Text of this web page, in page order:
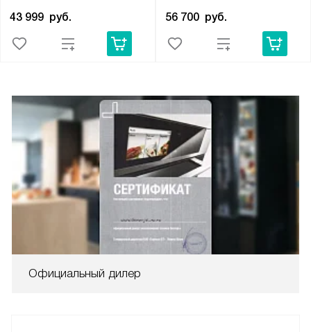
43 999 руб. 56 700 руб.
Официальный дилер